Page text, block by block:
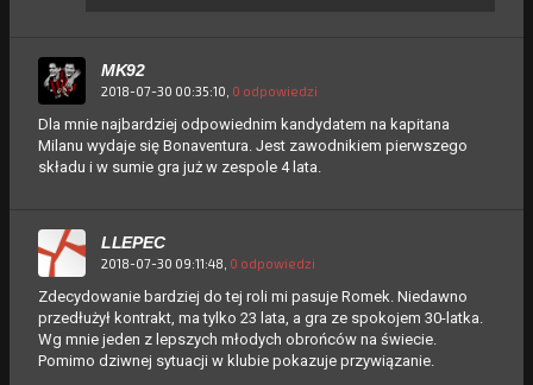
MK92
2018-07-30 00:35:10, 0 odpowiedzi
Dla mnie najbardziej odpowiednim kandydatem na kapitana
Milanu wydaje się Bonaventura. Jest zawodnikiem pierwszego
składu i w sumie gra już w zespole 4 lata.
LLEPEC
2018-07-30 09:11:48, 0 odpowiedzi
Zdecydowanie bardziej do tej roli mi pasuje Romek. Niedawno
przedłużył kontrakt, ma tylko 23 lata, a gra ze spokojem 30-latka.
Wg mnie jeden z lepszych młodych obrońców na świecie.
Pomimo dziwnej sytuacji w klubie pokazuje przywiązanie.